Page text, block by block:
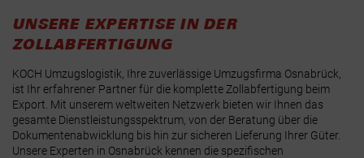
UNSERE EXPERTISE IN DER
ZOLLABFERTIGUNG
KOCH Umzugslogistik, Ihre zuverlässige Umzugsfirma Osnabrück,
ist Ihr erfahrener Partner für die komplette Zollabfertigung beim
Export. Mit unserem weltweiten Netzwerk bieten wir Ihnen das
gesamte Dienstleistungsspektrum, von der Beratung über die
Dokumentenabwicklung bis hin zur sicheren Lieferung Ihrer Güter.
Unsere Experten in Osnabrück kennen die spezifischen